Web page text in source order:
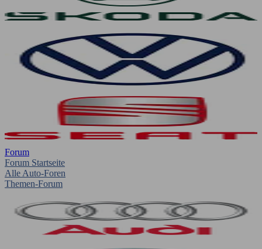
Forum
Forum Startseite
Alle Auto-Foren
Themen-Forum